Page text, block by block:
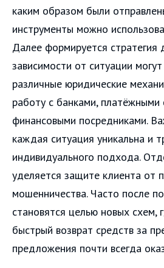
каким образом были
инструменты можно
Далее формируется стратегия
зависимости от ситуации
различные юридические
работу с банками, платёжными
финансовыми посредниками.
каждая ситуация уникальна и
индивидуального подхода.
уделяется защите клиента от
мошенничества. Часто после
становятся целью новых
быстрый возврат средств за
предложения почти всегда